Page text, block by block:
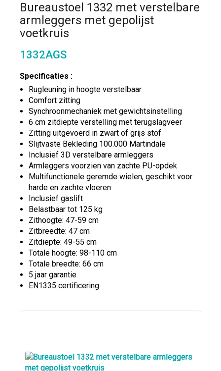
Bureaustoel 1332 met verstelbare
armleggers met gepolijst
voetkruis
1332AGS
Specificaties :
Rugleuning in hoogte verstelbaar
Comfort zitting
Synchroonmechaniek met gewichtsinstelling
6 cm zitdiepte verstelling met terugslagveer
Zitting uitgevoerd in zwart of grijs stof
Slijtvaste Bekleding 100.000 Martindale
Inclusief 3D verstelbare armleggers
Armleggers voorzien van zachte PU-opdek
Multifunctionele geremde wielen, geschikt voor
harde en zachte vloeren
Inclusief gaslift
Belastbaar tot 125 kg
Zithoogte: 47-59 cm
Zitbreedte: 47 cm
Zitdiepte: 49-55 cm
Totale hoogte: 98-110 cm
Totale breedte: 66 cm
5 jaar garantie
EN1335 certificering